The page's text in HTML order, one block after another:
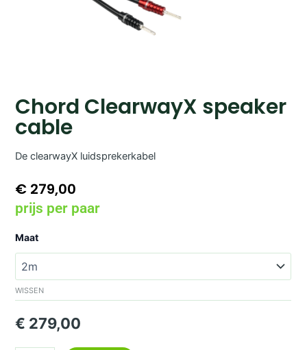
Chord ClearwayX speaker
cable
De clearwayX luidsprekerkabel
€ 279,00
prijs per paar
Maat
WISSEN
€ 279,00
Chord
speaker
aantal